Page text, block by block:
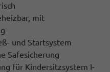
mit
und Startsystem
Safesicherung
für Kindersitzsystem I-